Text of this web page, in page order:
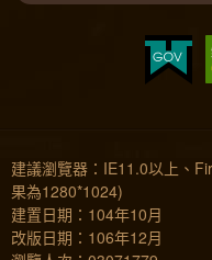
建議瀏覽器：IE11.0以上、
果為1280*1024)
建置日期：104年10月
改版日期：106年12月